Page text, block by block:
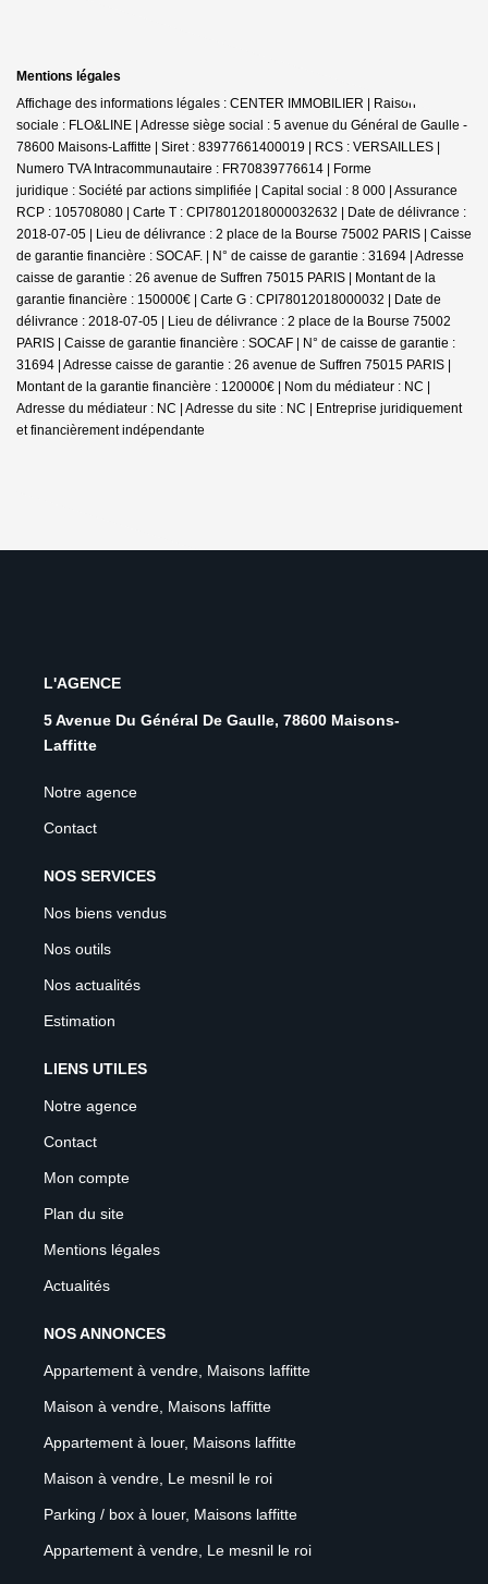
Mentions légales
Affichage des informations légales : CENTER IMMOBILIER | Raison
sociale : FLO&LINE | Adresse siège social : 5 avenue du Général de Gaulle -
78600 Maisons-Laffitte | Siret : 83977661400019 | RCS : VERSAILLES |
Numero TVA Intracommunautaire : FR70839776614 | Forme
juridique : Société par actions simplifiée | Capital social : 8 000 | Assurance
RCP : 105708080 | Carte T : CPI78012018000032632 | Date de délivrance :
2018-07-05 | Lieu de délivrance : 2 place de la Bourse 75002 PARIS | Caisse
de garantie financière : SOCAF. | N° de caisse de garantie : 31694 | Adresse
caisse de garantie : 26 avenue de Suffren 75015 PARIS | Montant de la
garantie financière : 150000€ | Carte G : CPI78012018000032 | Date de
délivrance : 2018-07-05 | Lieu de délivrance : 2 place de la Bourse 75002
PARIS | Caisse de garantie financière : SOCAF | N° de caisse de garantie :
31694 | Adresse caisse de garantie : 26 avenue de Suffren 75015 PARIS |
Montant de la garantie financière : 120000€ | Nom du médiateur : NC |
Adresse du médiateur : NC | Adresse du site : NC | Entreprise juridiquement
et financièrement indépendante
L'AGENCE
5 Avenue Du Général De Gaulle, 78600 Maisons-
Laffitte
Notre agence
Contact
NOS SERVICES
Nos biens vendus
Nos outils
Nos actualités
Estimation
LIENS UTILES
Notre agence
Contact
Mon compte
Plan du site
Mentions légales
Actualités
NOS ANNONCES
Appartement à vendre, Maisons laffitte
Maison à vendre, Maisons laffitte
Appartement à louer, Maisons laffitte
Maison à vendre, Le mesnil le roi
Parking / box à louer, Maisons laffitte
Appartement à vendre, Le mesnil le roi